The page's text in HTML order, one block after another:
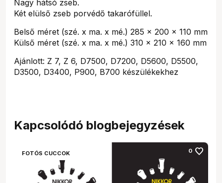
Nagy hátsó zseb.
Két elülső zseb porvédő takarófüllel.
Belső méret (szé. x ma. x mé.) 285 x 200 x 110 mm
Külső méret (szé. x ma. x mé.) 310 x 210 x 160 mm
Ajánlott: Z 7, Z 6, D7500, D7200, D5600, D5500,
D3500, D3400, P900, B700 készülékekhez
Kapcsolódó blogbejegyzések
FOTÓS CUCCOK 0 favorite